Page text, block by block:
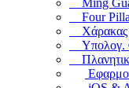
Ming
Four
Χάρακας
Υπολογ.